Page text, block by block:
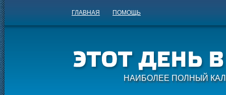
ГЛАВНАЯ ПОМОЩЬ
НАИБОЛЕЕ ПОЛНЫЙ